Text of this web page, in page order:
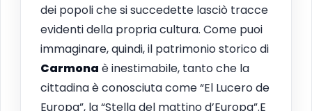
dei popoli che si succedette lasciò tracce
evidenti della propria cultura. Come puoi
immaginare, quindi, il patrimonio storico di
Carmona è inestimabile, tanto che la
cittadina è conosciuta come “El Lucero de
Europa”, la “Stella del mattino d’Europa”.E